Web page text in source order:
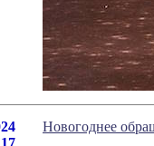
Новогоднее